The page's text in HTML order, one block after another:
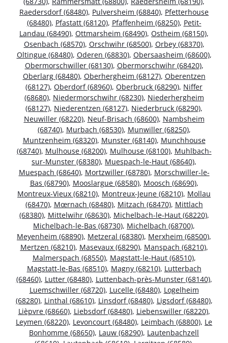
Raedersdorf (68480), Pulversheim (68840), Pfetterhouse
(68480), Pfastatt (68120), Pfaffenheim (68250), Petit-
Landau (68490), Ottmarsheim (68490), Ostheim (68150),
Osenbach (68570), Orschwihr (68500), Orbey (68370),
Oltingue (68480), Oderen (68830), Obersaasheim (68600),
Obermorschwiller (68130), Obermorschwihr (68420),
Oberlarg (68480), Oberhergheim (68127), Oberentzen
(68127), Oberdorf (68960), Oberbruck (68290), Niffer
(68680), Niedermorschwihr (68230), Niederhergheim
(68127), Niederentzen (68127), Niederbruck (68290),
Neuwiller (68220), Neuf-Brisach (68600), Nambsheim
(68740), Murbach (68530), Munwiller (68250),
Muntzenheim (68320), Munster (68140), Munchhouse
(68740), Mulhouse (68200), Mulhouse (68100), Muhlbach-
sur-Munster (68380), Muespach-le-Haut (68640),
Muespach (68640), Mortzwiller (68780), Morschwiller-le-
Bas (68790), Mooslargue (68580), Moosch (68690),
Montreux-Vieux (68210), Montreux-Jeune (68210), Mollau
(68470), Mœrnach (68480), Mitzach (68470), Mittlach
(68380), Mittelwihr (68630), Michelbach-le-Haut (68220),
Michelbach-le-Bas (68730), Michelbach (68700),
Meyenheim (68890), Metzeral (68380), Merxheim (68500),
Mertzen (68210), Masevaux (68290), Manspach (68210),
Malmerspach (68550), Magstatt-le-Haut (68510),
Magstatt-le-Bas (68510), Magny (68210), Lutterbach
(68460), Lutter (68480), Luttenbach-près-Munster (68140),
Luemschwiller (68720), Lucelle (68480), Logelheim
(68280), Linthal (68610), Linsdorf (68480), Ligsdorf (68480),
Lièpvre (68660), Liebsdorf (68480), Liebenswiller (68220),
Leymen (68220), Levoncourt (68480), Leimbach (68800), Le
Bonhomme (68650), Lauw (68290), Lautenbachzell